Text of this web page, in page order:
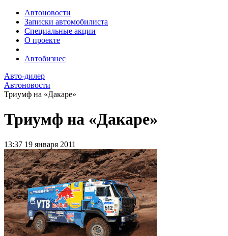
Автоновости
Записки автомобилиста
Специальные акции
О проекте
Автобизнес
Авто-дилер
Автоновости
Триумф на «Дакаре»
Триумф на «Дакаре»
13:37 19 января 2011